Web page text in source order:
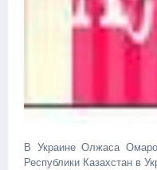
В Украине Олжаса
Республики Казахстан в